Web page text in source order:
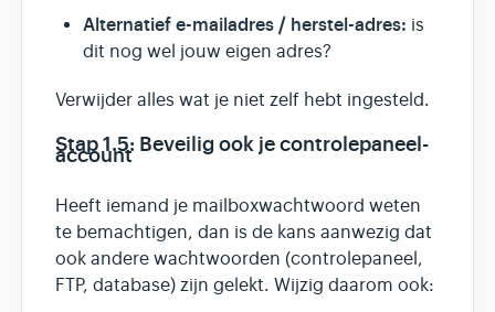
Alternatief e-mailadres / herstel-adres: is
dit nog wel jouw eigen adres?
Verwijder alles wat je niet zelf hebt ingesteld.
Stap 1.5: Beveilig ook je controlepaneel-
account
Heeft iemand je mailboxwachtwoord weten
te bemachtigen, dan is de kans aanwezig dat
ook andere wachtwoorden (controlepaneel,
FTP, database) zijn gelekt. Wijzig daarom ook: